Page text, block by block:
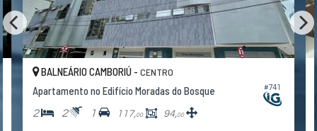
#741
BALNEÁRIO CAMBORIÚ -CENTRO
Apartamento no Edifício Moradas do Bosque
2 2 1 117,00 94,00